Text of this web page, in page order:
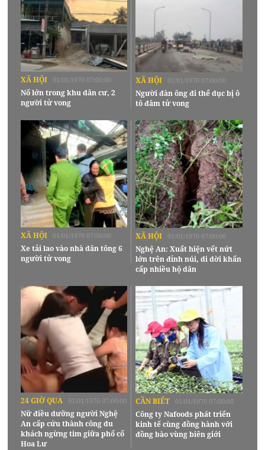
XÃ HỘI 01/01/1970 07:00:00
Nổ lớn trong khu dân cư, 2
người tử vong
XÃ HỘI 01/01/1970 07:00:00
Người đàn ông đi thể dục bị ô
tô đâm tử vong
XÃ HỘI 01/01/1970 07:00:00
Xe tải lao vào nhà dân tông 6
người tử vong
XÃ HỘI 01/01/1970 07:00:00
Nghệ An: Xuất hiện vết nứt
lớn trên đỉnh núi, di dời khẩn
cấp nhiều hộ dân
24 GIỜ QUA 01/01/1970 07:00:00
Nữ điều dưỡng người Nghệ
An cấp cứu thành công du
khách ngừng tim giữa phố cổ
Hoa Lư
CẦN BIẾT 01/01/1970 07:00:00
Công ty Nafoods phát triển
kinh tế cùng đồng hành với
đồng bào vùng biên giới